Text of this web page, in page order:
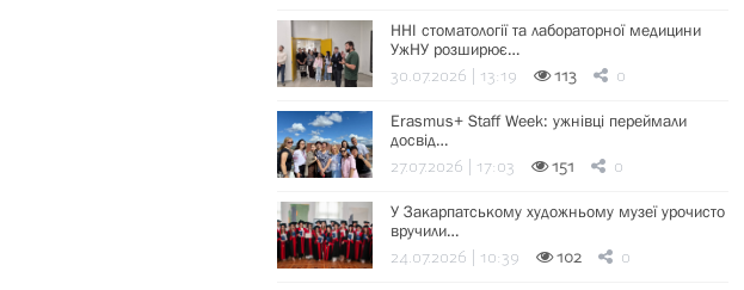
ННІ стоматології та лабораторної медицини
УжНУ розширює…
30.07.2026 | 13:19 113 0
Erasmus+ Staff Week: ужнівці переймали
досвід…
27.07.2026 | 17:03 151 0
У Закарпатському художньому музеї урочисто
вручили…
24.07.2026 | 10:39 102 0